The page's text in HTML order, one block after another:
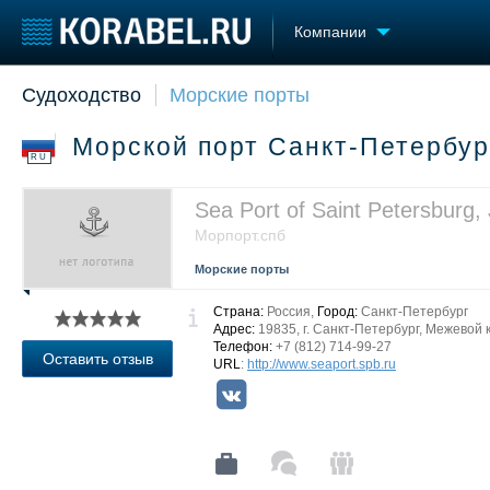
Компании
Судостроение
Новости
Репутация
Работа
Крюинг
Реклама
Торговая площадка
Продажа флота
Изделия
Материалы
Личности
Судоходство Морские порты
RU Морской порт Санкт-
Sea Port of Saint Petersburg,
Морпорт.спб
Морские порты
Оставить отзыв
Страна: Россия, Город: Санкт-Петербург
Адрес: 19835, г. Санкт-Петербург, Межевой
Телефон: +7 (812) 714-99-27
URL: http://www.seaport.spb.ru